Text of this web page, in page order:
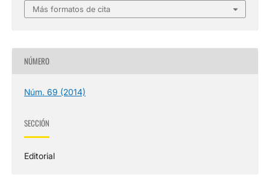
Más formatos de cita
NÚMERO
Núm. 69 (2014)
SECCIÓN
Editorial